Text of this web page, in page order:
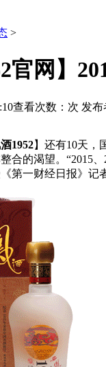
>
官网】
查看次数： 次 发布
1952】还有10天，
合的渴望。“2015
第一财经日报》记